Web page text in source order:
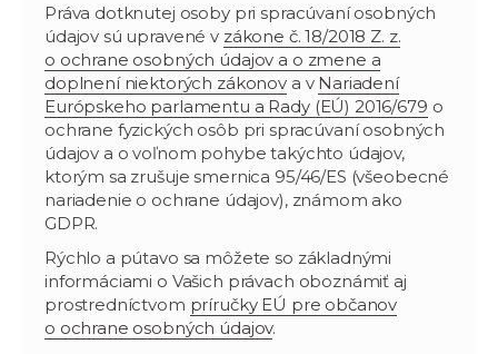
Práva dotknutej osoby pri spracúvaní osobných
údajov sú upravené v zákone č. 18/2018 Z. z.
o ochrane osobných údajov a o zmene a
doplnení niektorých zákonova v Nariadení
Európskeho parlamentu a Rady (EÚ) 2016/679 o
ochrane fyzických osôb pri spracúvaní osobných
údajov a o voľnom pohybe takýchto údajov,
ktorým sa zrušuje smernica 95/46/ES (všeobecné
nariadenie o ochrane údajov), známom ako
GDPR.
Rýchlo a pútavo sa môžete so základnými
informáciami o Vašich právach oboznámiť aj
prostredníctvom príručky EÚ pre občanov
o ochrane osobných údajov.